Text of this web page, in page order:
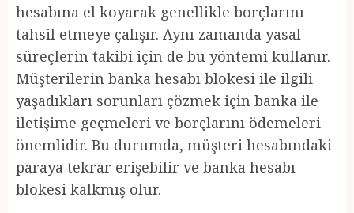
hesabına el koyarak genellikle borçlarını
tahsil etmeye çalışır. Aynı zamanda yasal
süreçlerin takibi için de bu yöntemi kullanır.
Müşterilerin banka hesabı blokesi ile ilgili
yaşadıkları sorunları çözmek için banka ile
iletişime geçmeleri ve borçlarını ödemeleri
önemlidir. Bu durumda, müşteri hesabındaki
paraya tekrar erişebilir ve banka hesabı
blokesi kalkmış olur.